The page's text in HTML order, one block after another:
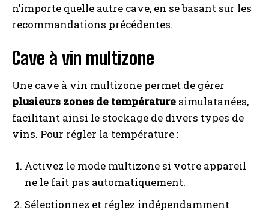
n’importe quelle autre cave, en se basant sur les
recommandations précédentes.
Cave à vin multizone
Une cave à vin multizone permet de gérer
plusieurs zones de température simulatanées,
facilitant ainsi le stockage de divers types de
vins. Pour régler la température :
Activez le mode multizone si votre appareil
ne le fait pas automatiquement.
Sélectionnez et réglez indépendamment